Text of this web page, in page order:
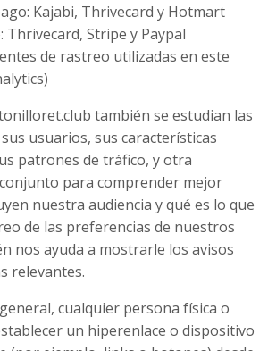
Kajabi, Thrivecard y Hotmart
Thrivecard, Stripe y Paypal
de rastreo utilizadas en este
también se estudian las
usuarios, sus características
patrones de tráfico, y otra
para comprender mejor
nuestra audiencia y qué es lo que
de las preferencias de nuestros
nos ayuda a mostrarle los avisos
relevantes.
cualquier persona física o
un hiperenlace o dispositivo